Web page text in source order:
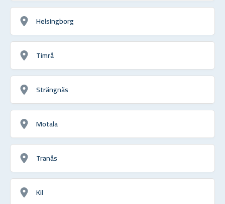
Helsingborg
Timrå
Strängnäs
Motala
Tranås
Kil